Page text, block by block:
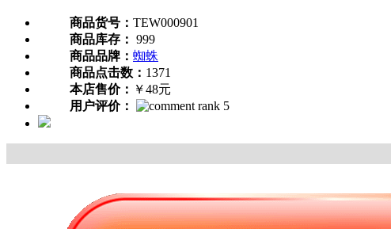
商品货号： TEW000901
商品库存： 999
商品品牌： 蜘蛛
商品点击数： 1371
本店售价： ￥48元
用户评价：